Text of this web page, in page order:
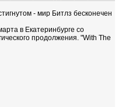
- мир Битлз бесконечен
в Екатеринбурге со
продолжения. "With The